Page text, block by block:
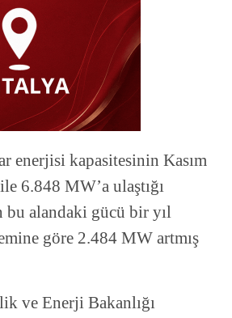
enerjisi kapasitesinin Kasım
6.848 MW’a ulaştığı
alandaki gücü bir yıl
göre 2.484 MW artmış
ve Enerji Bakanlığı